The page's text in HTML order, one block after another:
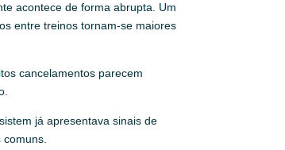
acontece de forma abrupta. Um
entre treinos tornam-se maiores
cancelamentos parecem
já apresentava sinais de